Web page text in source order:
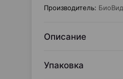
Производитель: БиоВид
Описание
Упаковка